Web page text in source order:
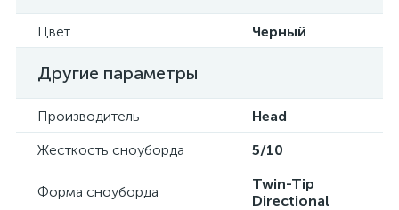
Цвет Черный
Другие параметры
Производитель
Head
Жесткость сноуборда
5/10
Форма сноуборда
Twin-Tip
Directional